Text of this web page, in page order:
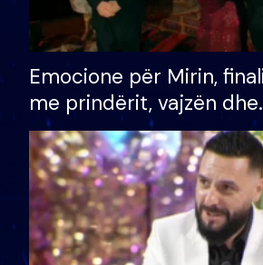
Emocione për Mirin,
me prindërit, vajzën dhe
bashkëshorten: S’kemi
divorci apo jo?